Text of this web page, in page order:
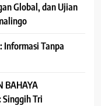
Global, dan Ujian
Informasi Tanpa
BAHAYA
Singgih Tri